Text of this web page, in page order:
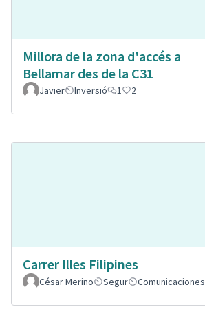
Millora de la zona d'accés a
Bellamar des de la C31
Javier Inversió 1 2
Carrer Illes Filipines
César Merino
Segur Comunicaciones